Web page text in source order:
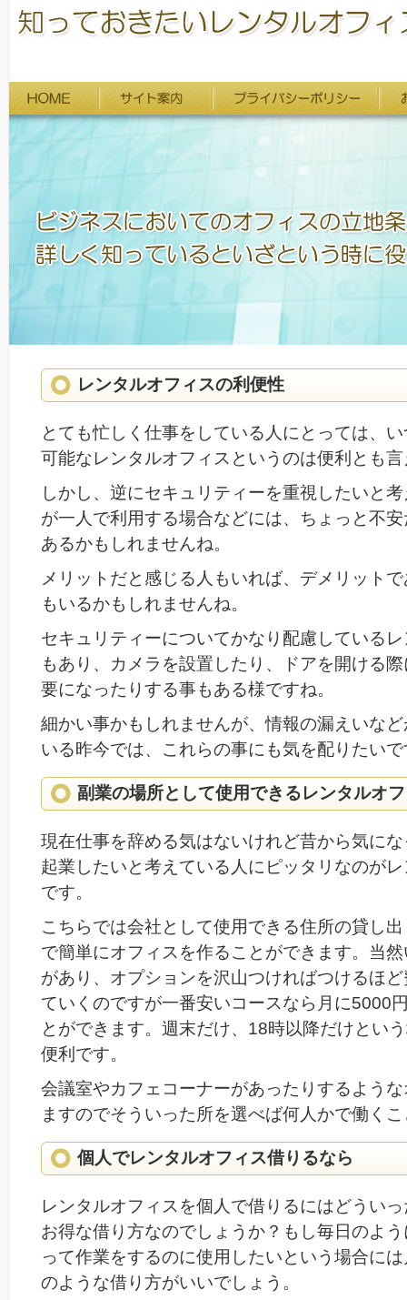
レンタルオフィスの利便性
とても忙しく仕事をしている人にとっては、
可能なレンタルオフィスというのは便利とも
しかし、逆にセキュリティーを重視したいと
が一人で利用する場合などには、ちょっと不
あるかもしれませんね。
メリットだと感じる人もいれば、デメリット
もいるかもしれませんね。
セキュリティーについてかなり配慮している
もあり、カメラを設置したり、ドアを開ける
要になったりする事もある様ですね。
細かい事かもしれませんが、情報の漏えいな
いる昨今では、これらの事にも気を配りたい
副業の場所として使用できるレンタルオ
現在仕事を辞める気はないけれど昔から気に
起業したいと考えている人にピッタリなのが
です。
こちらでは会社として使用できる住所の貸し
で簡単にオフィスを作ることができます。当
があり、オプションを沢山つければつけるほ
ていくのですが一番安いコースなら月に5000
とができます。週末だけ、18時以降だけとい
便利です。
会議室やカフェコーナーがあったりするよう
ますのでそういった所を選べば何人かで働く
個人でレンタルオフィス借りるなら
レンタルオフィスを個人で借りるにはどうい
お得な借り方なのでしょうか？もし毎日のよ
って作業をするのに使用したいという場合に
のような借り方がいいでしょう。